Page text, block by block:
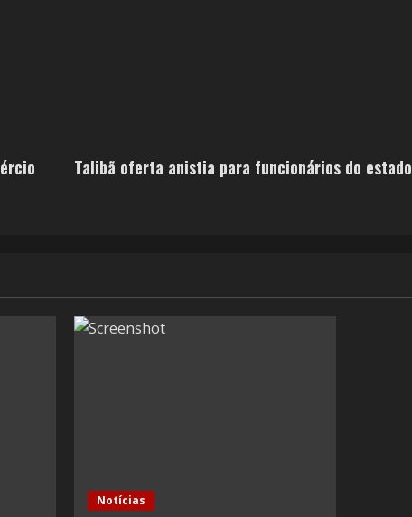
Talibã oferta anistia para funcionários do
Notícias